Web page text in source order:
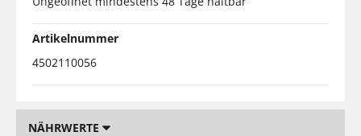
Artikelnummer
4502110056
NÄHRWERTE